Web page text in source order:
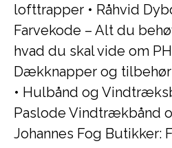
lofttrapper • Råhvid
Farvekode – Alt du
hvad du skal vide om
Dækknapper og
• Hulbånd og
Paslode Vindtrækbånd
Johannes Fog Butikker: